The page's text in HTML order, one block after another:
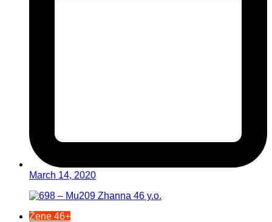
March 14, 2020
Žene 46+